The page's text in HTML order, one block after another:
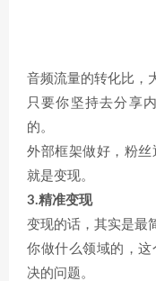
音频流量的转化比，
只要你坚持去分享
的。
外部框架做好，粉
就是变现。
3.精准变现
变现的话，其实是最
你做什么领域的，
决的问题。